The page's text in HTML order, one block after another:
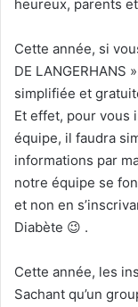
heureux, parents
Cette année, si
DE LANGERHANS
simplifiée et
Et effet, pour vous
équipe, il faudra
informations par
notre équipe se
et non en
Diabète 😉 .
Cette année, les
Sachant qu’un